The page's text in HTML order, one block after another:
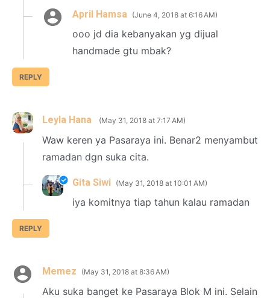
REPLY
April Hamsa June 4, 2018 at 6:16 AM
ooo jd dia kebanyakan yg dijual
handmade gtu mbak?
Leyla Hana May 31, 2018 at 7:17 AM
Waw keren ya Pasaraya ini. Benar2 menyambut
ramadan dgn suka cita.
REPLY
Gita Siwi May 31, 2018 at 10:01 AM
iya komitnya tiap tahun kalau ramadan
Memez May 31, 2018 at 8:36 AM
Aku suka banget ke Pasaraya Blok M ini. Selain